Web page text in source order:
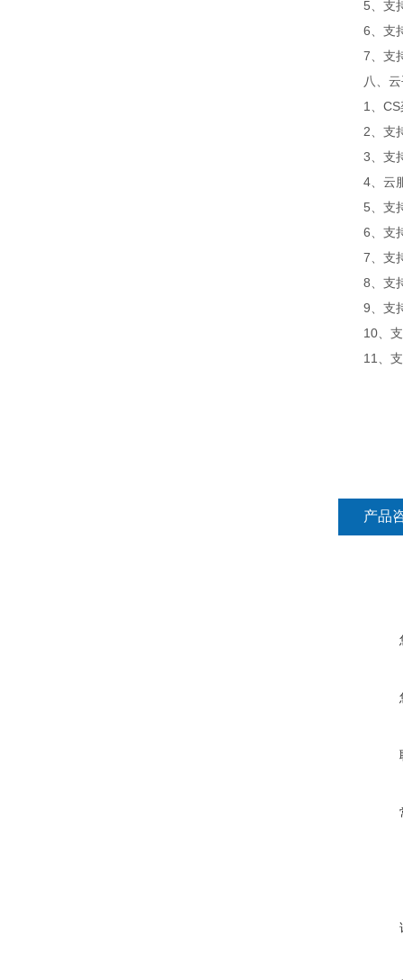
5、支持
6、支持
7、支持
八、云
1、CS架
2、支持
3、支持
4、云服
5、支持
6、支持
7、支持
8、支持
9、支持
10、支
11、支
产品